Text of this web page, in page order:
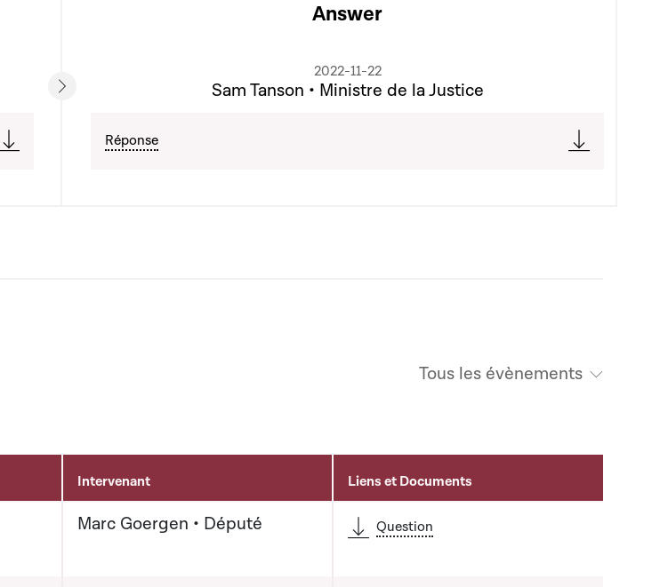
Answer
2022-11-22
Sam Tanson • Ministre de la Justice
Réponse
Tous les évènements
Intervenant Liens et Documents
Marc Goergen • Député Question